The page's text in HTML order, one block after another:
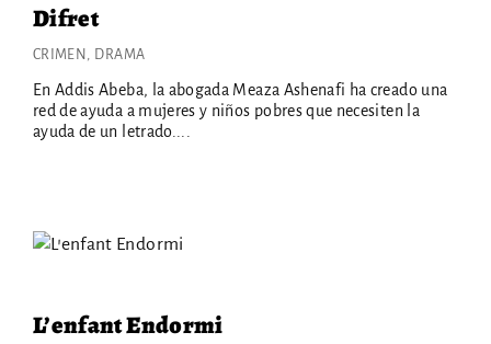
Difret
CRIMEN DRAMA
En Addis Abeba, la abogada Meaza Ashenafi ha creado una
red de ayuda a mujeres y niños pobres que necesiten la
ayuda de un letrado....
L’enfant Endormi